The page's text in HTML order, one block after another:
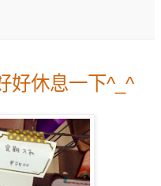
好休息一下^_^